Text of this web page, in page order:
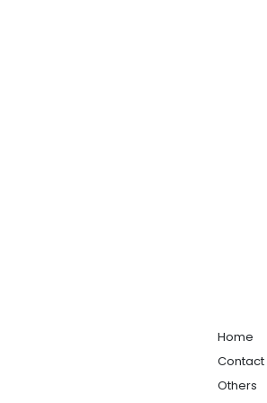
Home
Contact
Others